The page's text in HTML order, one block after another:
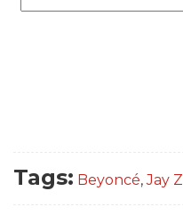
Tags: Beyoncé,Jay Z